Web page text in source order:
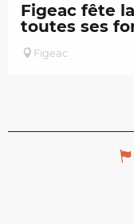
Figeac fête
toutes ses
Figeac